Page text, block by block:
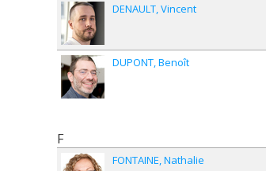
DENAULT Vincent
DUPONT Benoît
F
FONTAINE Nathalie